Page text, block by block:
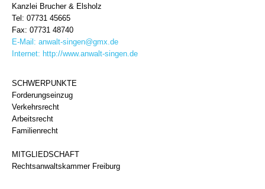
Kanzlei Brucher & Elsholz
Tel: 07731 45665
Fax: 07731 48740
E-Mail: anwalt-singen@gmx.de
Internet: http://www.anwalt-singen.de
SCHWERPUNKTE
Forderungseinzug
Verkehrsrecht
Arbeitsrecht
Familienrecht
MITGLIEDSCHAFT
Rechtsanwaltskammer Freiburg